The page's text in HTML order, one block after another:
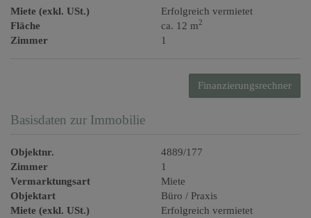
Miete (exkl. USt.)
Erfolgreich vermietet
Fläche
ca. 12 m2
Zimmer 1
Finanzierungsrechner
Basisdaten zur Immobilie
Objektnr.
4889/177
Zimmer
1
Vermarktungsart
Miete
Objektart
Büro / Praxis
Miete (exkl. USt.)
Erfolgreich vermietet